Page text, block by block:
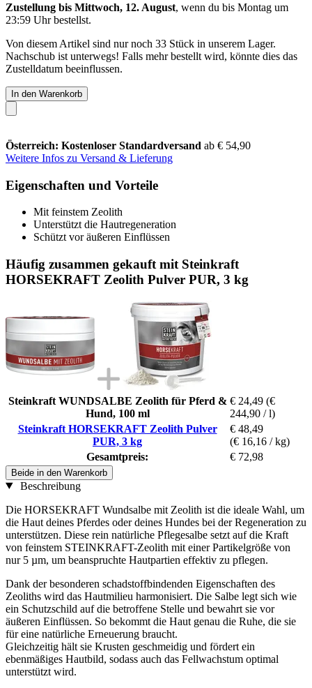
Zustellung bis Mittwoch, 12. August, wenn du bis Montag um
23:59 Uhrbestellst.
Von diesem Artikel sind nur noch 33 Stück in unserem Lager.
Nachschub ist unterwegs! Falls mehr bestellt wird, könnte dies das
Zustelldatum beeinflussen.
In den Warenkorb
Österreich: Kostenloser Standardversand ab € 54,90
Weitere Infos zu Versand & Lieferung
Eigenschaften und Vorteile
Mit feinstem Zeolith
Unterstützt die Hautregeneration
Schützt vor äußeren Einflüssen
Häufig zusammen gekauft mit Steinkraft
HORSEKRAFT Zeolith Pulver PUR, 3 kg
Steinkraft WUNDSALBE Zeolith für Pferd &
Hund, 100 ml
€ 24,49 (€
244,90 / l)
Steinkraft HORSEKRAFT Zeolith Pulver
PUR, 3 kg
€ 48,49
(€ 16,16 / kg)
Gesamtpreis:
€ 72,98
Beide in den Warenkorb
Beschreibung
Die HORSEKRAFT Wundsalbe mit Zeolith ist die ideale Wahl, um
die Haut deines Pferdes oder deines Hundes bei der Regeneration zu
unterstützen. Diese rein natürliche Pflegesalbe setzt auf die Kraft
von feinstem STEINKRAFT-Zeolith mit einer Partikelgröße von
nur 5 µm, um beanspruchte Hautpartien effektiv zu pflegen.
Dank der besonderen schadstoffbindenden Eigenschaften des
Zeoliths wird das Hautmilieu harmonisiert. Die Salbe legt sich wie
ein Schutzschild auf die betroffene Stelle und bewahrt sie vor
äußeren Einflüssen. So bekommt die Haut genau die Ruhe, die sie
für eine natürliche Erneuerung braucht.
Gleichzeitig hält sie Krusten geschmeidig und fördert ein
ebenmäßiges Hautbild, sodass auch das Fellwachstum optimal
unterstützt wird.